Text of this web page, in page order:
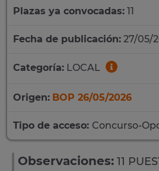
Plazas ya convocadas: 11
Fecha de publicación: 27/05/
Categoría: LOCAL
Origen: BOP 26/05/2026
Tipo de acceso: Concurso-
Observaciones: 11